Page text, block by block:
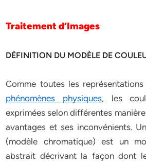
Traitement d’Images
DÉFINITION DU MODÈLE DE
Comme toutes les
phénomènes physiques, les
exprimées selon différentes
avantages et ses inconvénients.
(modèle chromatique) est un
abstrait décrivant la façon dont